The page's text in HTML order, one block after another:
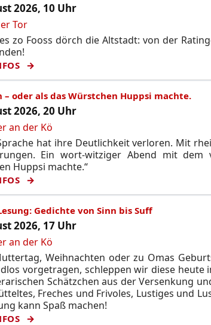
2026, 10 Uhr
Tor
zo Fooss dörch die Altstadt: von der
– oder als das Würstchen Huppsi machte.
2026, 20 Uhr
an der Kö
hat ihre Deutlichkeit verloren. Mit
Ein wort-witziger Abend mit
Huppsi machte.“
Gedichte von Sinn bis Suff
2026, 17 Uhr
an der Kö
Weihnachten oder zu Omas
vorgetragen, schleppen wir diese
Schätzchen aus der Versenkung
Freches und Frivoles, Lustiges und
kann Spaß machen!